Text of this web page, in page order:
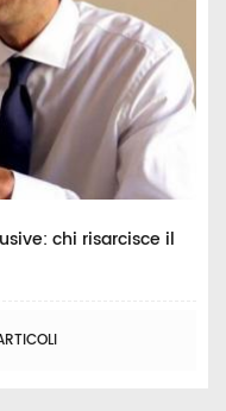
chi risarcisce il